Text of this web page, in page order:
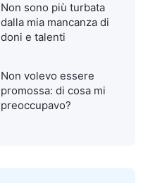
Non sono più turbata
dalla mia mancanza di
doni e talenti
Non volevo essere
promossa: di cosa mi
preoccupavo?